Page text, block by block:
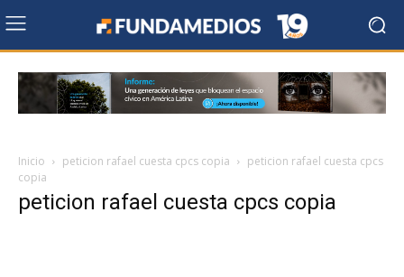
Inicio peticion rafael cuesta cpcs copia
peticion rafael cuesta cpcs
copia
peticion rafael cuesta cpcs copia